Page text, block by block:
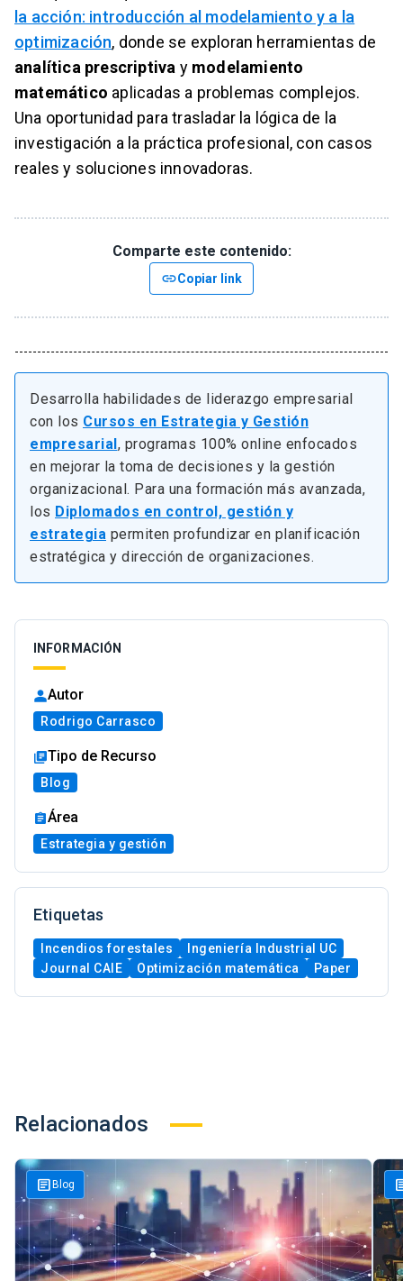
la acción: introducción al modelamiento y a la
optimización, donde se exploran herramientas de
analítica prescriptiva y modelamiento
matemático aplicadas a problemas complejos.
Una oportunidad para trasladar la lógica de la
investigación a la práctica profesional, con casos
reales y soluciones innovadoras.
Comparte este contenido:
linkCopiar link
Desarrolla habilidades de liderazgo empresarial
con los Cursos en Estrategia y Gestión
empresarial , programas 100% online enfocados
en mejorar la toma de decisiones y la gestión
organizacional. Para una formación más avanzada,
los Diplomados en control, gestión y
estrategia permiten profundizar en planificación
estratégica y dirección de organizaciones.
INFORMACIÓN
Autor
Rodrigo Carrasco
Tipo de Recurso
Blog
Área
Estrategia y gestión
Etiquetas
Incendios forestales
Ingeniería Industrial UC
Journal CAIE
Optimización matemática Paper
Relacionados
article Blog